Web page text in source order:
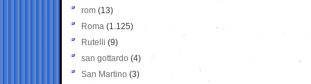
rom (13)
Roma (1.125)
Rutelli (9)
san gottardo (4)
San Martino (3)